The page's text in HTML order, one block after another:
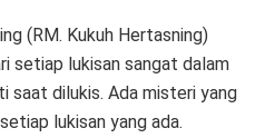
(RM. Kukuh Hertasning)
setiap lukisan sangat dalam
saat dilukis. Ada misteri yang
lukisan yang ada.